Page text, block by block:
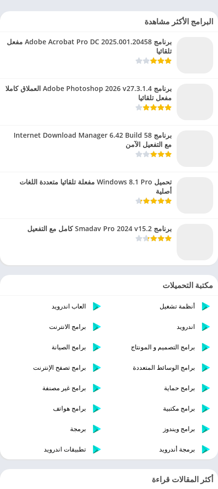
البرامج الأكثر مشاهدة
برنامج Adobe Acrobat Pro DC 2025.001.20458 مفعل
تلقائيا
برنامج Adobe Photoshop 2026 v27.3.1.4 العملاق كاملا
مفعل تلقائيا
برنامج Internet Download Manager 6.42 Build 58
مع التفعيل الآمن
تحميل Windows 8.1 Pro مفعلة تلقائيا متعددة اللغات
أصلية
برنامج Smadav Pro 2024 v15.2 كامل مع التفعيل
مكتبة التحميلات
أنظمة تشغيل العاب اندرويد
اندرويد برامج الانترنت
برامج التصميم و المونتاج برامج الصيانة
برامج الوسائط المتعددة برامج تصفح الإنترنت
برامج حماية برامج غير مصنفة
برامج مكتبية برامج هواتف
برامج ويندوز برمجة
برمجة أندرويد تطبيقات اندرويد
أكثر المقالات قراءة